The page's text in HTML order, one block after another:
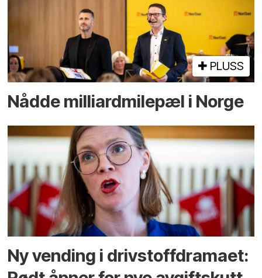
PLUSS
Nådde milliard­­milepæl i Norge
Ny vending i drivstoffdramaet: